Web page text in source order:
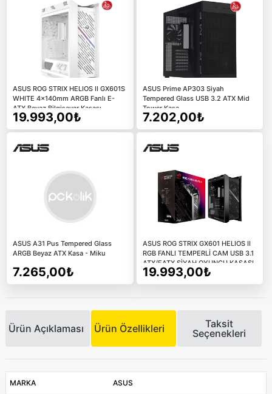
ASUS ROG STRIX HELIOS II GX601S
WHITE 4x140mm ARGB Fanlı E-
ATX Beyaz Bilgisayar Kasası
19.993,00₺
ASUS Prime AP303 Siyah
Tempered Glass USB 3.2 ATX Mid
Tower Kasa
7.202,00₺
ASUS A31 Pus Tempered Glass
ARGB Beyaz ATX Kasa - Miku
7.265,00₺
ASUS ROG STRIX GX601 HELIOS II
RGB FANLI TEMPERLİ CAM USB 3.1
ATX/EATX SİYAH OYUNCU KASASI
19.993,00₺
Ürün Açıklaması Ürün Özellikleri
Taksit
Seçenekleri
MARKA ASUS